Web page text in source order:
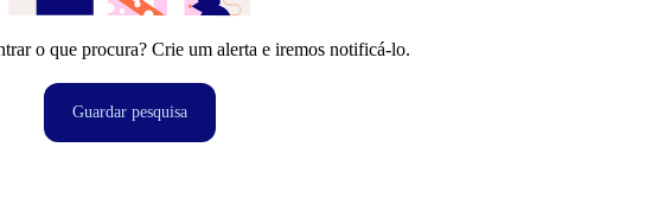
o que procura? Crie um alerta e iremos notificá-lo.
Guardar pesquisa